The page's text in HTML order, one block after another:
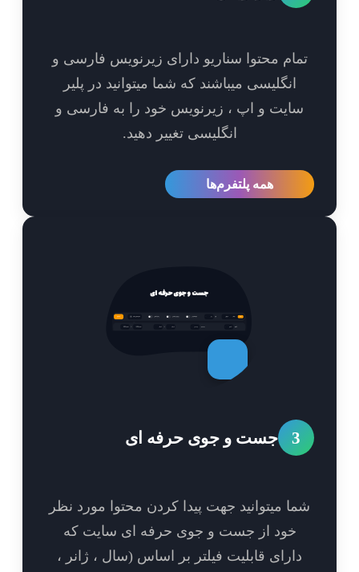
محتوا سناریو دارای زیرنویس فارسی و
انگلیسی میباشند که شما میتوانید در پلیر
و اپ ، زیرنویس خود را به فارسی و
انگلیسی تغییر دهید.
همه پلتفرم‌ها
جست و جوی حرفه ای
میتوانید جهت پیدا کردن محتوا مورد نظر
خود از جست و جوی حرفه ای سایت که
دارای قابلیت فیلتر بر اساس (سال ، ژانر ،